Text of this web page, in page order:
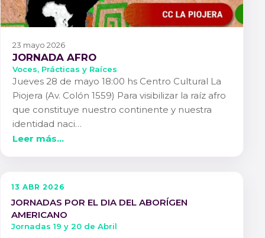
23 mayo 2026
JORNADA AFRO
Voces, Prácticas y Raíces
Jueves 28 de mayo 18:00 hs Centro Cultural La
Piojera (Av. Colón 1559) Para visibilizar la raíz afro
que constituye nuestro continente y nuestra
identidad naci…
Leer más...
13 ABR 2026
JORNADAS POR EL DIA DEL ABORÍGEN
AMERICANO
Jornadas 19 y 20 de Abril